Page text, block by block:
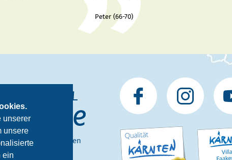
unserer
unsere
ein
Peter (66-70)
Bodensdorf Kärnten